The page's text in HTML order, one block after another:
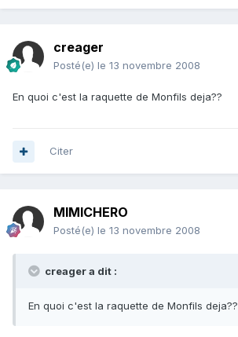
creager
Posté(e) le 13 novembre 2008
En quoi c'est la raquette de Monfils deja??
Citer
MIMICHERO
Posté(e) le 13 novembre 2008
creager a dit :
En quoi c'est la raquette de Monfils deja??